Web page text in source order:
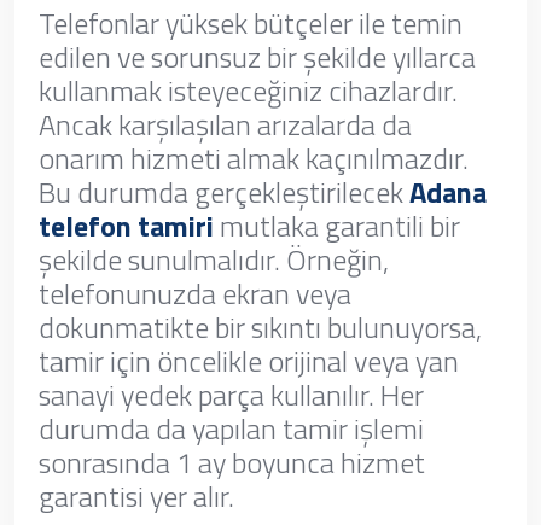
Telefonlar yüksek bütçeler ile temin
edilen ve sorunsuz bir şekilde yıllarca
kullanmak isteyeceğiniz cihazlardır.
Ancak karşılaşılan arızalarda da
onarım hizmeti almak kaçınılmazdır.
Bu durumda gerçekleştirilecekAdana
telefon tamirimutlaka garantili bir
şekilde sunulmalıdır. Örneğin,
telefonunuzda ekran veya
dokunmatikte bir sıkıntı bulunuyorsa,
tamir için öncelikle orijinal veya yan
sanayi yedek parça kullanılır. Her
durumda da yapılan tamir işlemi
sonrasında 1 ay boyunca hizmet
garantisi yer alır.